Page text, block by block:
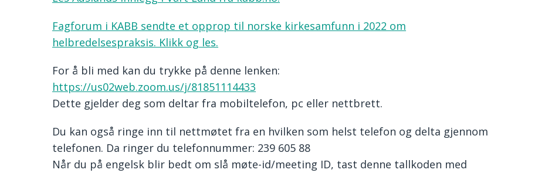
Fagforum i KABB sendte et opprop til norske kirkesamfunn i 2022 om
helbredelsespraksis. Klikk og les.
For å bli med kan du trykke på denne lenken:
https://us02web.zoom.us/j/81851114433
Dette gjelder deg som deltar fra mobiltelefon, pc eller nettbrett.
Du kan også ringe inn til nettmøtet fra en hvilken som helst telefon og delta gjennom
telefonen. Da ringer du telefonnummer: 239 605 88
Når du på engelsk blir bedt om slå møte-id/meeting ID, tast denne tallkoden med